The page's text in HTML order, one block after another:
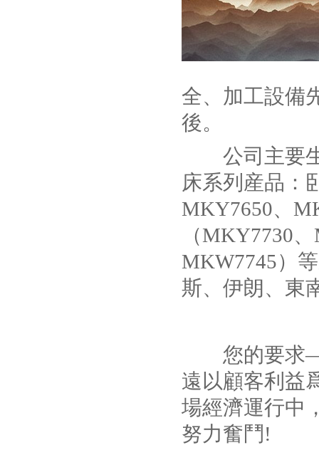
全、加工設備
後。
公司主要生
床系列産品：
MKY7650、
（MKY7730
MKW7745）
斯、伊朗、東
您的要求——
遠以顧客利益
場經濟運行中
努力奮鬥!